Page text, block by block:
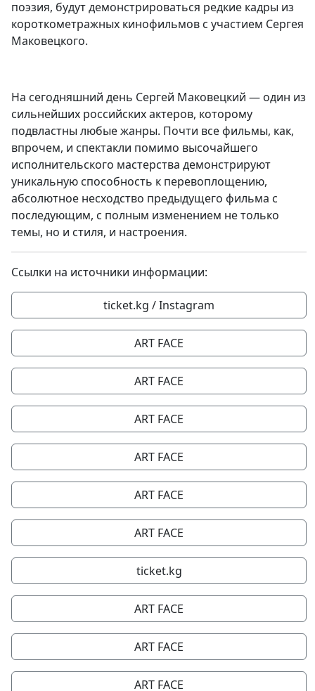
поэзия, будут демонстрироваться редкие кадры из
короткометражных кинофильмов с участием Сергея
Маковецкого.
На сегодняшний день Сергей Маковецкий — один из
сильнейших российских актеров, которому
подвластны любые жанры. Почти все фильмы, как,
впрочем, и спектакли помимо высочайшего
исполнительского мастерства демонстрируют
уникальную способность к перевоплощению,
абсолютное несходство предыдущего фильма с
последующим, с полным изменением не только
темы, но и стиля, и настроения.
Ссылки на источники информации:
ticket.kg / Instagram
ART FACE
ART FACE
ART FACE
ART FACE
ART FACE
ART FACE
ticket.kg
ART FACE
ART FACE
ART FACE